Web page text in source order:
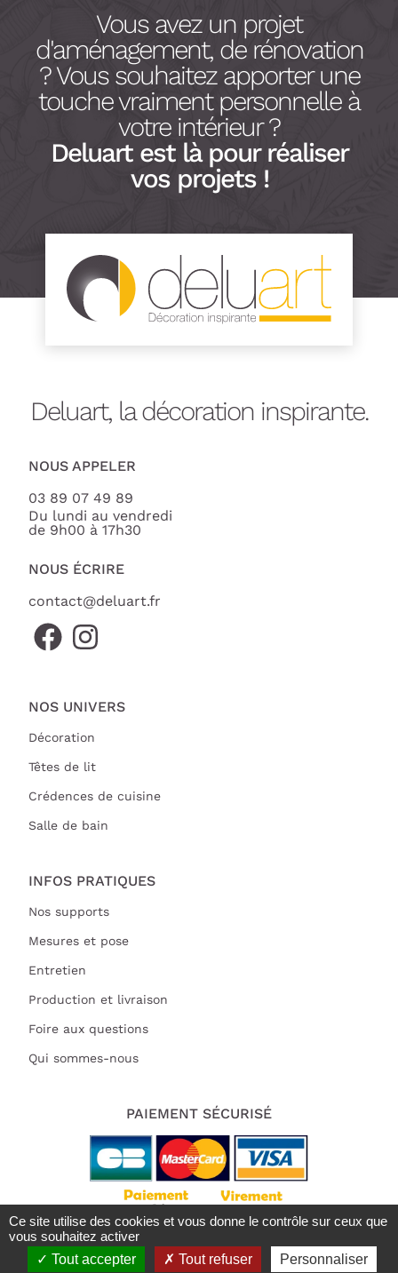
Ce site utilise des cookies et vous donne le contrôle sur ceux que
vous souhaitez activer
Tout accepter
Tout refuser Personnaliser
Vous avez un projet
d'aménagement, de rénovation
? Vous souhaitez apporter une
touche vraiment personnelle à
votre intérieur ?
Deluart est là pour réaliser
vos projets !
Deluart, la décoration inspirante.
NOUS APPELER
03 89 07 49 89
Du lundi au vendredi
de 9h00 à 17h30
NOUS ÉCRIRE
contact@deluart.fr
NOS UNIVERS
Décoration
Têtes de lit
Crédences de cuisine
Salle de bain
INFOS PRATIQUES
Nos supports
Mesures et pose
Entretien
Production et livraison
Foire aux questions
Qui sommes-nous
PAIEMENT SÉCURISÉ